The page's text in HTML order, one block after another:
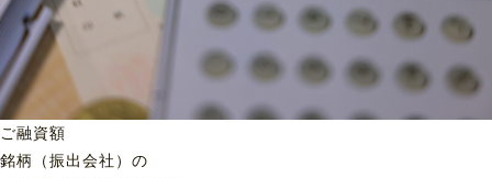
ご融資額
銘柄（振出会社）の